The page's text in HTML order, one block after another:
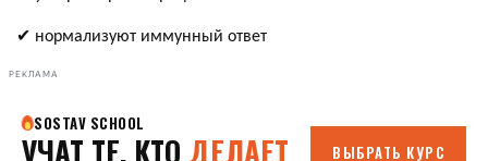
✔ нормализуют иммунный ответ
РЕКЛАМА